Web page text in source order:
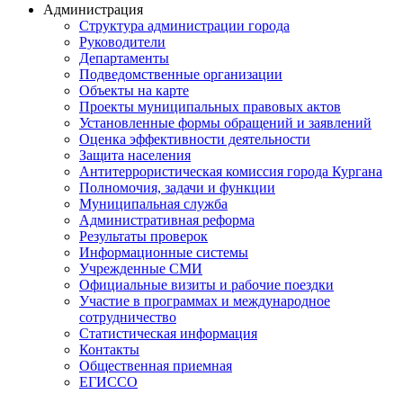
Администрация
Структура администрации города
Руководители
Департаменты
Подведомственные организации
Объекты на карте
Проекты муниципальных правовых актов
Установленные формы обращений и заявлений
Оценка эффективности деятельности
Защита населения
Антитеррористическая комиссия города Кургана
Полномочия, задачи и функции
Муниципальная служба
Административная реформа
Результаты проверок
Информационные системы
Учрежденные СМИ
Официальные визиты и рабочие поездки
Участие в программах и международное
сотрудничество
Статистическая информация
Контакты
Общественная приемная
ЕГИССО